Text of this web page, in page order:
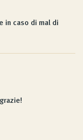
in caso di mal di